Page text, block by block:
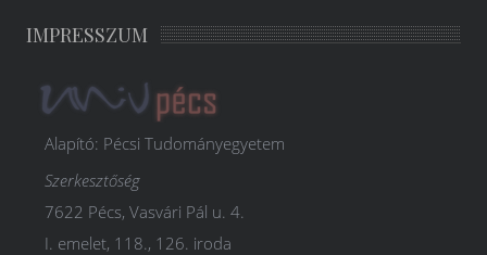
IMPRESSZUM
Alapító: Pécsi Tudományegyetem
Szerkesztőség
7622 Pécs, Vasvári Pál u. 4.
I. emelet, 118., 126. iroda